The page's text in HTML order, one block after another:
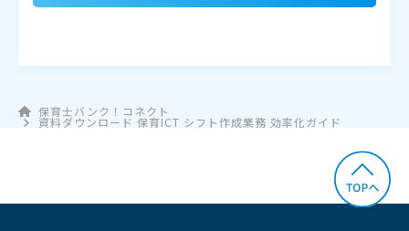
保育士バンク！コネクト
資料ダウンロード 保育ICT シフト作成業務 効率化ガイド